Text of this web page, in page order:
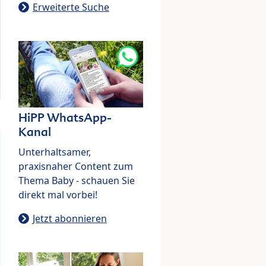
Erweiterte Suche
HiPP WhatsApp-
Kanal
Unterhaltsamer,
praxisnaher Content zum
Thema Baby - schauen Sie
direkt mal vorbei!
Jetzt abonnieren